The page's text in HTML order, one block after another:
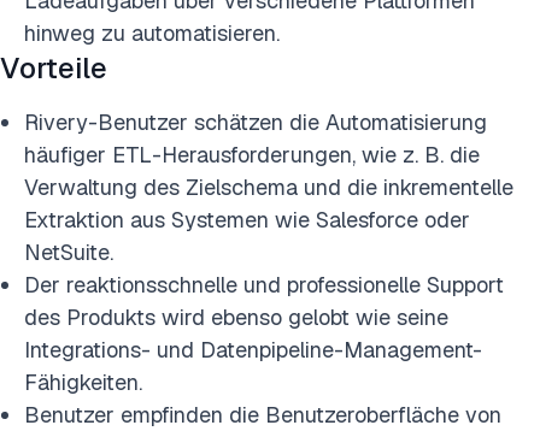
hinweg zu automatisieren.
Vorteile
Rivery-Benutzer schätzen die Automatisierung
häufiger ETL-Herausforderungen, wie z. B. die
Verwaltung des Zielschema und die inkrementelle
Extraktion aus Systemen wie Salesforce oder
NetSuite.
Der reaktionsschnelle und professionelle Support
des Produkts wird ebenso gelobt wie seine
Integrations- und Datenpipeline-Management-
Fähigkeiten.
Benutzer empfinden die Benutzeroberfläche von